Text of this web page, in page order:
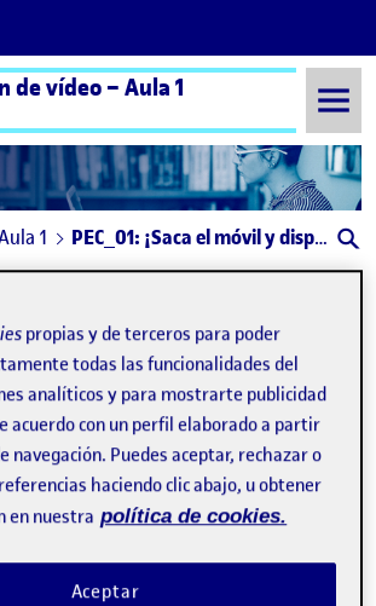
de vídeo – Aula 1
1 PEC_01: ¡Saca el móvil y dispara!
¡Saca el móvil y
Mora Lozano
de publicación
2024-comentarioen PEC_01: ¡Saca el móvil y dispara!
resultado del vídeo realizado para la
¡Saca el móvil y dispara!» de la
propias y de terceros para poder
todas las funcionalidades del
analíticos y para mostrarte publicidad
acuerdo con un perfil elaborado a partir
navegación. Puedes aceptar, rechazar o
haciendo clic abajo, u obtener
en nuestra política de cookies.
Aceptar